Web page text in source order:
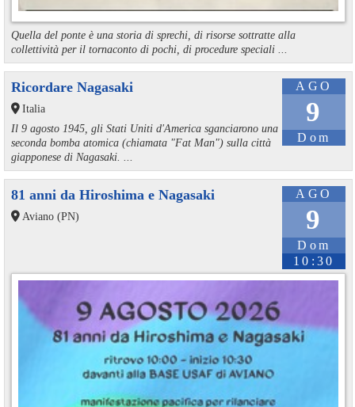
Quella del ponte è una storia di sprechi, di risorse sottratte alla
collettività per il tornaconto di pochi, di procedure speciali ...
AGO
9
Dom
Ricordare Nagasaki
Italia
Il 9 agosto 1945, gli Stati Uniti d'America sganciarono una
seconda bomba atomica (chiamata "Fat Man") sulla città
giapponese di Nagasaki. ...
AGO
9
Dom
10:30
81 anni da Hiroshima e Nagasaki
Aviano (PN)